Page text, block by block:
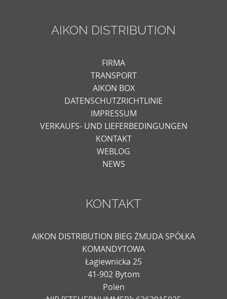
AIKON DISTRIBUTION
FIRMA
TRANSPORT
AIKON BOX
DATENSCHUTZRICHTLINIE
IMPRESSUM
VERKAUFS- UND LIEFERBEDINGUNGEN
KONTAKT
WEBLOG
NEWS
KONTAKT
AIKON DISTRIBUTION BIEG ŻMUDA SPÓŁKA
KOMANDYTOWA
Łagiewnicka 25
41-902 Bytom
Polen